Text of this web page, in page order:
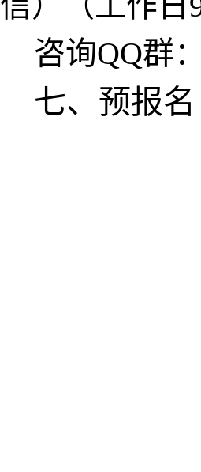
咨询QQ群：
七、预报名